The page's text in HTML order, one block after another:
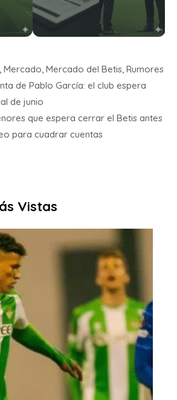
, Mercado, Mercado del Betis, Rumores
de Pablo García: el club espera
de junio
que espera cerrar el Betis antes
para cuadrar cuentas
Vistas